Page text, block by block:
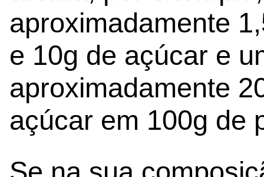
aproximadamente
e 10g de açúcar e
aproximadamente
açúcar em 100g de